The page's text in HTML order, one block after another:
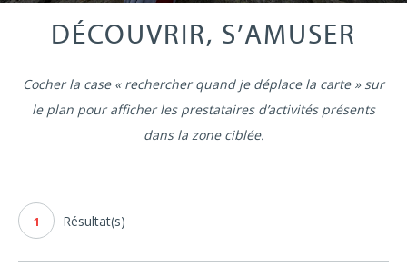
DÉCOUVRIR, S’AMUSER
Cocher la case « rechercher quand je déplace la carte » sur
le plan pour afficher les prestataires d’activités présents
dans la zone ciblée.
1 Résultat(s)